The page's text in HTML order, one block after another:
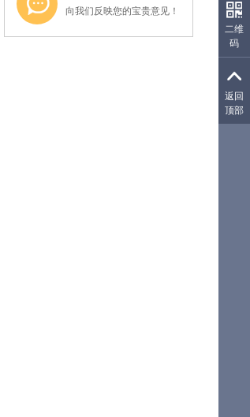
向我们反映您的宝贵意见！
二维
码
生成
返回
顶部